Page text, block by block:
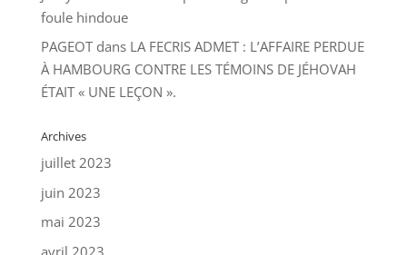
foule hindoue
PAGEOTdans LA FECRIS ADMET : L’AFFAIRE PERDUE
À HAMBOURG CONTRE LES TÉMOINS DE JÉHOVAH
ÉTAIT « UNE LEÇON ».
Archives
juillet 2023
juin 2023
mai 2023
avril 2023